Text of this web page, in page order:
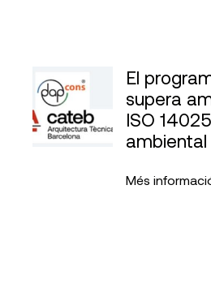
El
supera
ISO
Més